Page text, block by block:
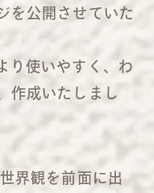
を公開させていた
り使いやすく、わ
作成いたしまし
界観を前面に出